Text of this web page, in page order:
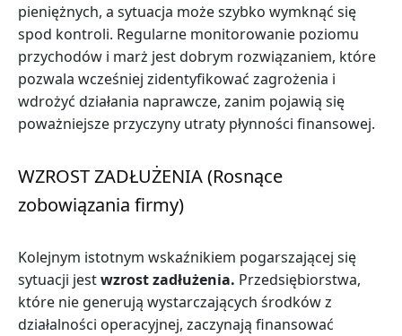
pieniężnych, a sytuacja może szybko wymknąć się
spod kontroli. Regularne monitorowanie poziomu
przychodów i marż jest dobrym rozwiązaniem, które
pozwala wcześniej zidentyfikować zagrożenia i
wdrożyć działania naprawcze, zanim pojawią się
poważniejsze przyczyny utraty płynności finansowej.
WZROST ZADŁUŻENIA (Rosnące
zobowiązania firmy)
Kolejnym istotnym wskaźnikiem pogarszającej się
sytuacji jestwzrost zadłużenia. Przedsiębiorstwa,
które nie generują wystarczających środków z
działalności operacyjnej, zaczynają finansować